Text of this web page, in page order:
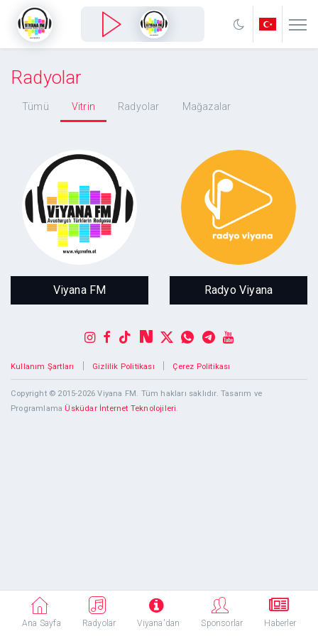
Ana Sayfa Radyolar Viyana'dan Sponsorlar Haberler
Radyolar
Tümü Vitrin Radyolar Mağazalar
Kesintisiz Türkce
Viyana FM Kulaktan Kalbe
Radyo Viyana
Kullanım Şartları Gizlilik Politikası Çerez Politikası
Copyright © 2015-2026 Viyana FM. Tüm hakları saklıdır. Tasarım ve
Programlama Üsküdar İnternet Teknolojileri.